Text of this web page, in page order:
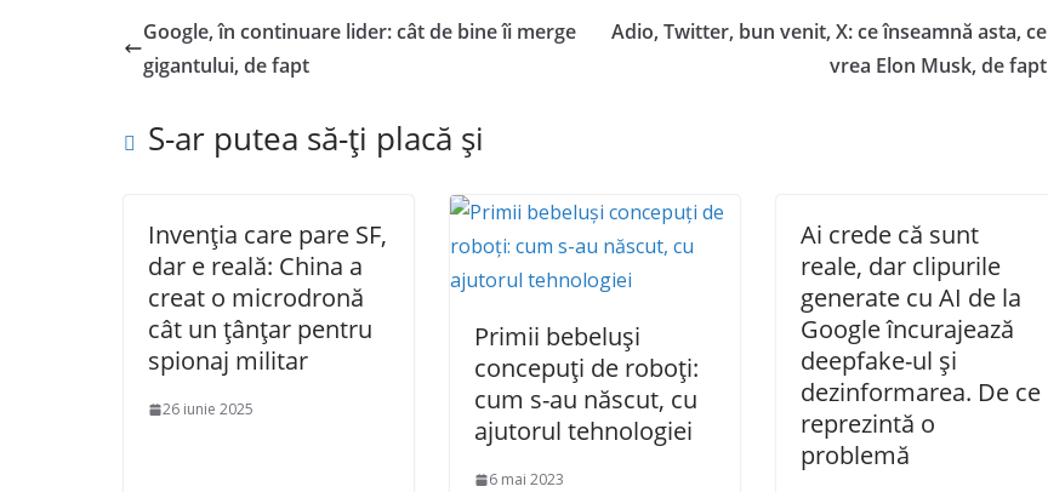
Google, în continuare lider: cât de bine îi merge
gigantului, de fapt
Adio, Twitter, bun venit, X: ce înseamnă asta, ce
vrea Elon Musk, de fapt
S-ar putea să-ți placă și
Invenția care pare SF,
dar e reală: China a
creat o microdronă
cât un țânțar pentru
spionaj militar
26 iunie 2025
Primii bebeluși
concepuți de roboți:
cum s-au născut, cu
ajutorul tehnologiei
6 mai 2023
Ai crede că sunt
reale, dar clipurile
generate cu AI de la
Google încurajează
deepfake-ul și
dezinformarea. De ce
reprezintă o
problemă